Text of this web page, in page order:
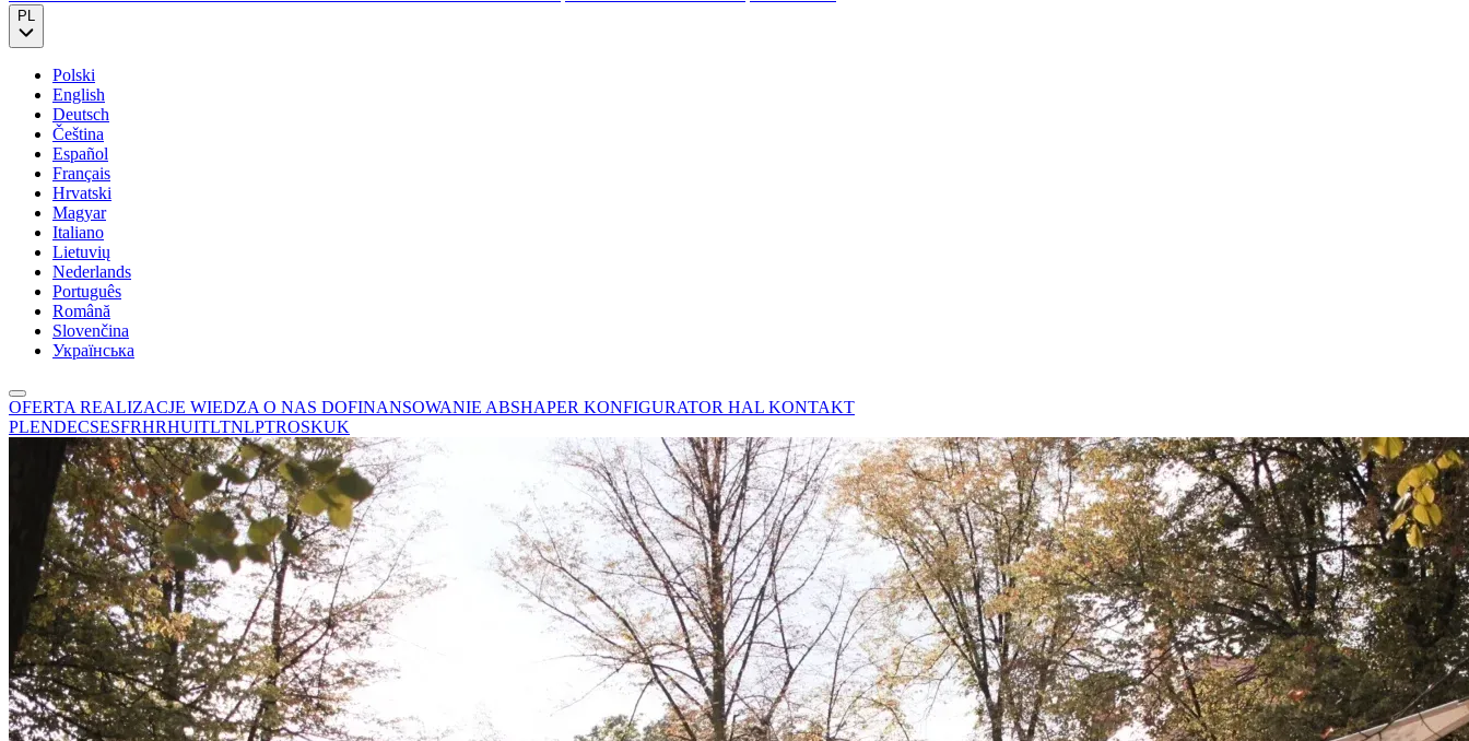
PL
Polski
English
Deutsch
Čeština
Español
Français
Hrvatski
Magyar
Italiano
Lietuvių
Nederlands
Português
Română
Slovenčina
Українська
OFERTA REALIZACJE WIEDZA O NAS DOFINANSOWANIE ABSHAPER KONFIGURATOR HAL KONTAKT
PLENDECSESFRHRHUITLTNLPTROSKUK